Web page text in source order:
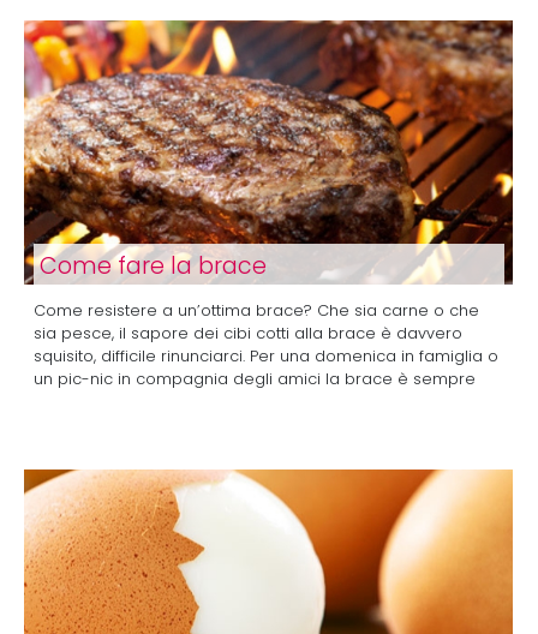
Come fare la brace
Come resistere a un’ottima brace? Che sia carne o che
sia pesce, il sapore dei cibi cotti alla brace è davvero
squisito, difficile rinunciarci. Per una domenica in famiglia o
un pic-nic in compagnia degli amici la brace è sempre